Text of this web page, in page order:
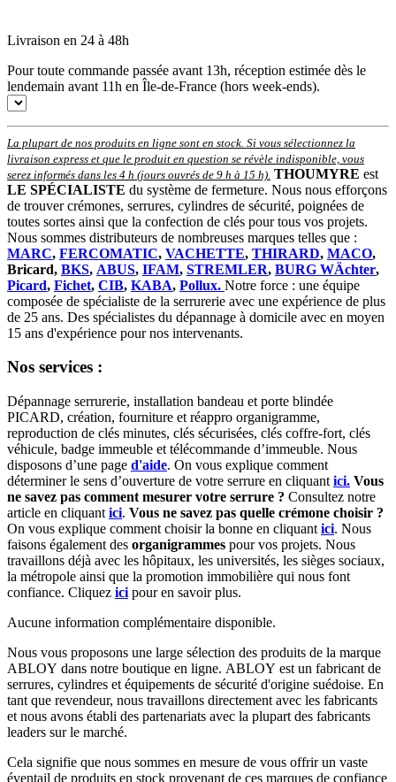
Livraison en 24 à 48h
Pour toute commande passée avant 13h, réception estimée dès le
lendemain avant 11h en Île-de-France (hors week-ends).
La plupart de nos produits en ligne sont en stock. Si vous sélectionnez la
livraison express et que le produit en question se révèle indisponible, vous
serez informés dans les 4 h (jours ouvrés de 9 h à 15 h) THOUMYRE est
LE SPÉCIALISTE du système de fermeture. Nous nous efforçons
de trouver crémones, serrures, cylindres de sécurité, poignées de
toutes sortes ainsi que la confection de clés pour tous vos projets.
Nous sommes distributeurs de nombreuses marques telles que :
MARC, FERCOMATIC, VACHETTE, THIRARD, MACO,
Bricard, BKS, ABUS, IFAM, STREMLER, BURG WÄchter,
Picard, Fichet, CIB, KABA, Pollux. Notre force : une équipe
composée de spécialiste de la serrurerie avec une expérience de plus
de 25 ans. Des spécialistes du dépannage à domicile avec en moyen
15 ans d'expérience pour nos intervenants.
Nos services :
Dépannage serrurerie, installation bandeau et porte blindée
PICARD, création, fourniture et réappro organigramme,
reproduction de clés minutes, clés sécurisées, clés coffre-fort, clés
véhicule, badge immeuble et télécommande d’immeuble. Nous
disposons d’une page d'aide. On vous explique comment
déterminer le sens d’ouverture de votre serrure en cliquant ici. Vous
ne savez pas comment mesurer votre serrure ? Consultez notre
article en cliquant ici. Vous ne savez pas quelle crémone choisir ?
On vous explique comment choisir la bonne en cliquant ici. Nous
faisons également des organigrammes pour vos projets. Nous
travaillons déjà avec les hôpitaux, les universités, les sièges sociaux,
la métropole ainsi que la promotion immobilière qui nous font
confiance. Cliquez ici pour en savoir plus.
Aucune information complémentaire disponible.
Nous vous proposons une large sélection des produits de la marque
ABLOY dans notre boutique en ligne. ABLOY est un fabricant de
serrures, cylindres et équipements de sécurité d'origine suédoise. En
tant que revendeur, nous travaillons directement avec les fabricants
et nous avons établi des partenariats avec la plupart des fabricants
leaders sur le marché.
Cela signifie que nous sommes en mesure de vous offrir un vaste
éventail de produits en stock provenant de ces marques de confiance